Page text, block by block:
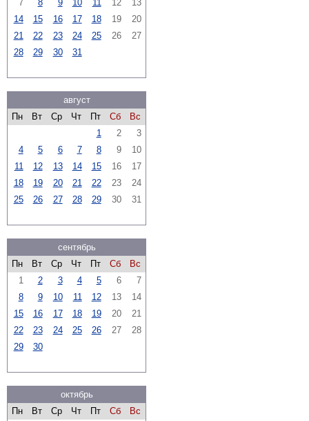
7
8 9 10 11 12
13
14
15 16 17 18 19
20
21
22 23 24 25 26
27
28
29 30 31
август
Пн
Вт Ср Чт Пт Сб
Вс
1
2
3
4
5 6 7 8 9
10
11
12 13 14 15 16
17
18
19 20 21 22 23
24
25
26 27 28 29 30 31
сентябрь
Пн
Вт Ср Чт Пт Сб
Вс
1
2 3 4 5 6
7
8
9 10 11 12 13
14
15
16 17 18 19 20
21
22
23 24 25 26 27
28
29
30
октябрь
Пн
Вт Ср Чт Пт Сб
Вс